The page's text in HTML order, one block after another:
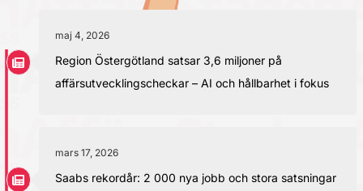
maj 4, 2026
Region Östergötland satsar 3,6 miljoner på
affärsutvecklingscheckar – AI och hållbarhet i fokus
mars 17, 2026
Saabs rekordår: 2 000 nya jobb och stora satsningar